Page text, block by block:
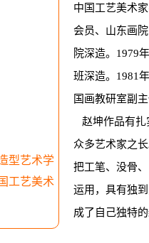
型艺术学
工艺美术
中国工艺美术
会员、山东画
院深造。1979
班深造。1981
国画教研室副
赵坤作品有扎
众多艺术家之
把工笔、没骨
运用，具有独
成了自己独特